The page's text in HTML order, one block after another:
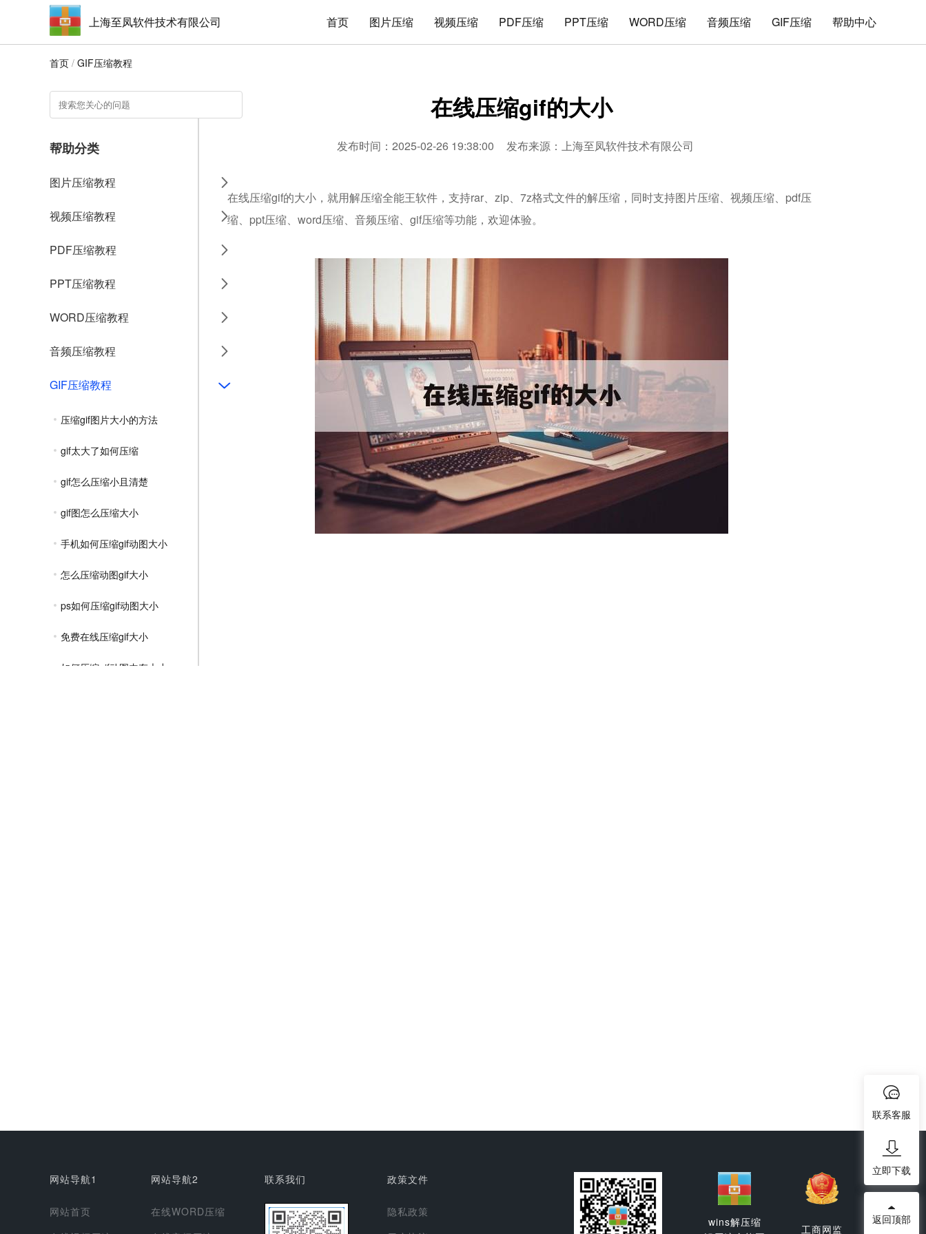
上海至凤软件技术有限公司 首页 图片压缩 视频压缩 PDF压缩 PPT压缩 WORD压缩 音频压缩 GIF压缩 帮助中心
首页 / GIF压缩教程
帮助分类
图片压缩教程
视频压缩教程
PDF压缩教程
PPT压缩教程
WORD压缩教程
音频压缩教程
GIF压缩教程
压缩gif图片大小的方法
gif太大了如何压缩
gif怎么压缩小且清楚
gif图怎么压缩大小
手机如何压缩gif动图大小
怎么压缩动图gif大小
ps如何压缩gif动图大小
免费在线压缩gif大小
如何压缩gif动图内存大小
在线压缩gif的大小
发布时间：2025-02-26 19:38:00 发布来源：上海至凤软件技术有限公司
在线压缩gif的大小，就用解压缩全能王软件，支持rar、zip、7z格式文件的解压缩，同时支持图片压缩、视频压缩、pdf压
缩、ppt压缩、word压缩、音频压缩、gif压缩等功能，欢迎体验。
网站导航1
网站首页
网站导航2
在线WORD压缩
联系我们 政策文件
隐私政策
wins解压缩
工商网监
联系客服
立即下载
返回顶部